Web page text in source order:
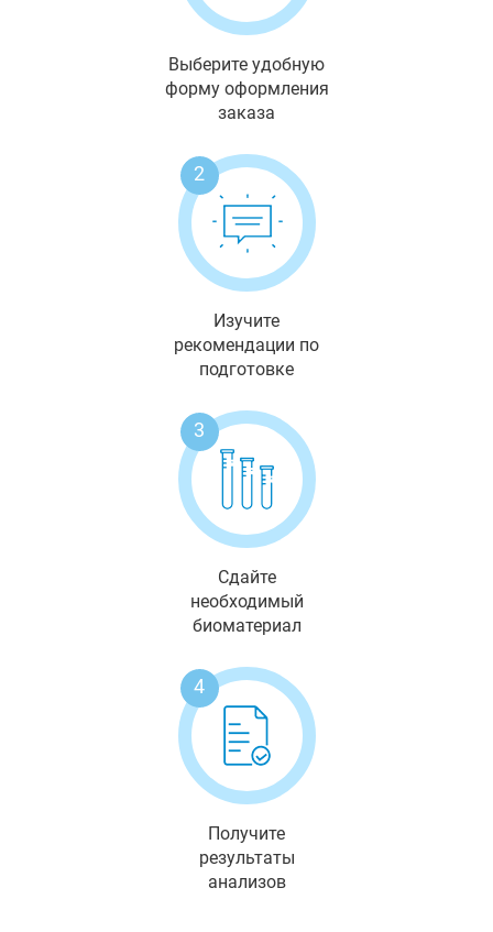
Выберите удобную
форму оформления
заказа
2
Изучите
рекомендации по
подготовке
3
Сдайте
необходимый
биоматериал
4
Получите
результаты
анализов